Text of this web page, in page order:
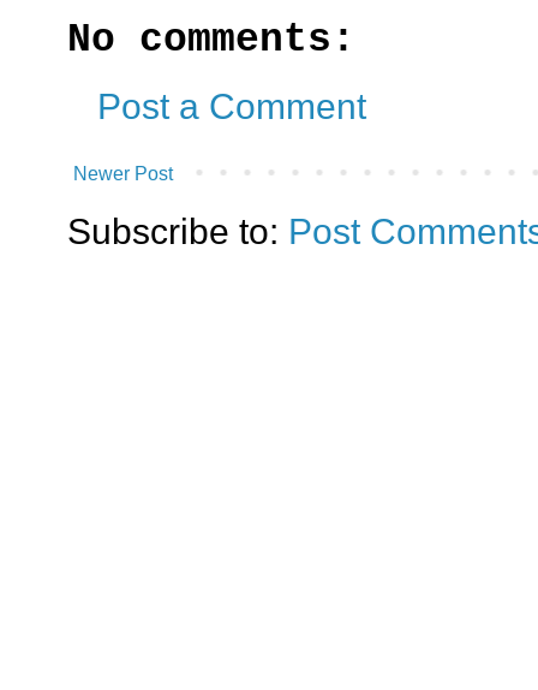
No comments:
Post a Comment
Newer Post
Subscribe to: Post